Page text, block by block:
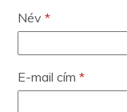
Név*
E-mail cím*